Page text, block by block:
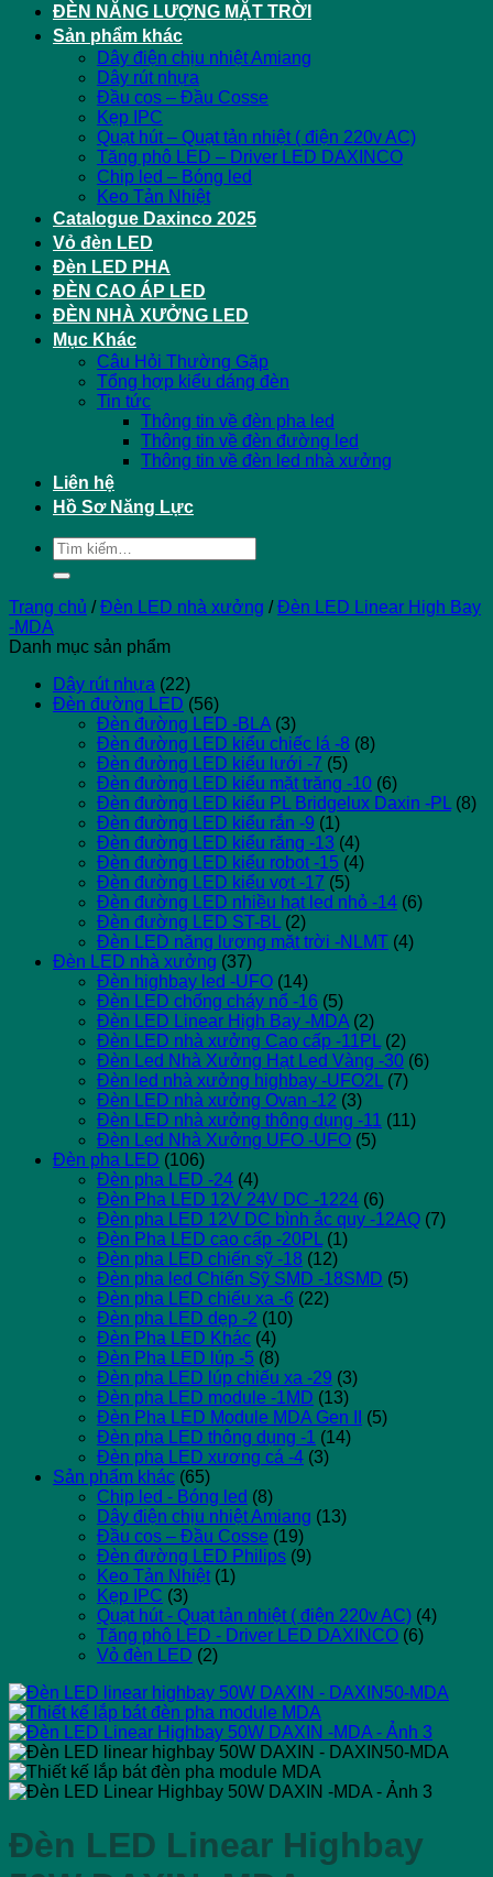
ĐÈN NĂNG LƯỢNG MẶT TRỜI
Sản phẩm khác
Dây điện chịu nhiệt Amiang
Dây rút nhựa
Đầu cos – Đầu Cosse
Kẹp IPC
Quạt hút – Quạt tản nhiệt ( điện 220v AC)
Tăng phô LED – Driver LED DAXINCO
Chip led – Bóng led
Keo Tản Nhiệt
Catalogue Daxinco 2025
Vỏ đèn LED
Đèn LED PHA
ĐÈN CAO ÁP LED
ĐÈN NHÀ XƯỞNG LED
Mục Khác
Câu Hỏi Thường Gặp
Tổng hợp kiểu dáng đèn
Tin tức
Thông tin về đèn pha led
Thông tin về đèn đường led
Thông tin về đèn led nhà xưởng
Liên hệ
Hồ Sơ Năng Lực
Tìm
kiếm:
Trang chủ / Đèn LED nhà xưởng / Đèn LED Linear High Bay
-MDA
Danh mục sản phẩm
Dây rút nhựa (22)
Đèn đường LED (56)
Đèn đường LED -BLA (3)
Đèn đường LED kiểu chiếc lá -8 (8)
Đèn đường LED kiểu lưới -7 (5)
Đèn đường LED kiểu mặt trăng -10 (6)
Đèn đường LED kiểu PL Bridgelux Daxin -PL (8)
Đèn đường LED kiểu rắn -9 (1)
Đèn đường LED kiểu răng -13 (4)
Đèn đường LED kiểu robot -15 (4)
Đèn đường LED kiểu vợt -17 (5)
Đèn đường LED nhiều hạt led nhỏ -14 (6)
Đèn đường LED ST-BL (2)
Đèn LED năng lượng mặt trời -NLMT (4)
Đèn LED nhà xưởng (37)
Đèn highbay led -UFO (14)
Đèn LED chống cháy nổ -16 (5)
Đèn LED Linear High Bay -MDA (2)
Đèn LED nhà xưởng Cao cấp -11PL (2)
Đèn Led Nhà Xưởng Hạt Led Vàng -30 (6)
Đèn led nhà xưởng highbay -UFO2L (7)
Đèn LED nhà xưởng Ovan -12 (3)
Đèn LED nhà xưởng thông dụng -11 (11)
Đèn Led Nhà Xưởng UFO -UFO (5)
Đèn pha LED (106)
Đèn pha LED -24 (4)
Đèn Pha LED 12V 24V DC -1224 (6)
Đèn pha LED 12V DC bình ắc quy -12AQ (7)
Đèn Pha LED cao cấp -20PL (1)
Đèn pha LED chiến sỹ -18 (12)
Đèn pha led Chiến Sỹ SMD -18SMD (5)
Đèn pha LED chiếu xa -6 (22)
Đèn pha LED dẹp -2 (10)
Đèn Pha LED Khác (4)
Đèn Pha LED lúp -5 (8)
Đèn pha LED lúp chiếu xa -29 (3)
Đèn pha LED module -1MD (13)
Đèn Pha LED Module MDA Gen II
(5)
Đèn pha LED thông dụng -1 (14)
Đèn pha LED xương cá -4 (3)
Sản phẩm khác (65)
Chip led - Bóng led (8)
Dây điện chịu nhiệt Amiang (13)
Đầu cos – Đầu Cosse (19)
Đèn đường LED Philips (9)
Keo Tản Nhiệt (1)
Kẹp IPC (3)
Quạt hút - Quạt tản nhiệt ( điện 220v AC) (4)
Tăng phô LED - Driver LED DAXINCO (6)
Vỏ đèn LED (2)
Đèn LED Linear Highbay